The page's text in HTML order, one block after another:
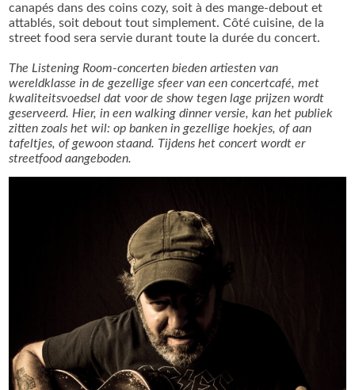
canapés dans des coins cozy, soit à des mange-debout et
attablés, soit debout tout simplement. Côté cuisine, de la
street food sera servie durant toute la durée du concert.
The Listening Room-concerten bieden artiesten van
wereldklasse in de gezellige sfeer van een concertcafé, met
kwaliteitsvoedsel dat voor de show tegen lage prijzen wordt
geserveerd. Hier, in een walking dinner versie, kan het publiek
zitten zoals het wil: op banken in gezellige hoekjes, of aan
tafeltjes, of gewoon staand. Tijdens het concert wordt er
streetfood aangeboden.